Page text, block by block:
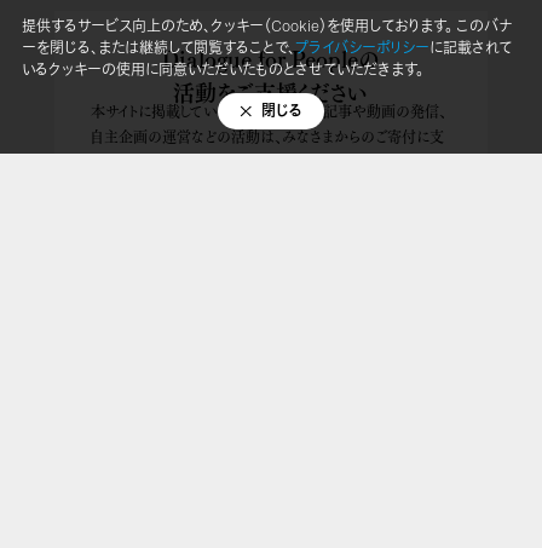
Dialogue for Peopleの
活動をご支援ください
本サイトに掲載している国内外の取材、記事や動画の発信、
自主企画の運営などの活動は、みなさまからのご寄付に支
えられています。これからも、世界の「無関心」を「関心」に変
提供するサービス向上のため、クッキー（Cookie）を使用しております。 このバナ
ーを閉じる、または継続して閲覧することで、プライバシーポリシーに記載されて
いるクッキーの使用に同意いただいたものとさせていただきます。
閉じる